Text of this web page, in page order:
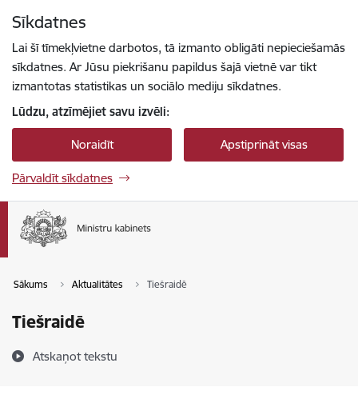
Sīkdatnes
Lai šī tīmekļvietne darbotos, tā izmanto obligāti nepieciešamās
sīkdatnes. Ar Jūsu piekrišanu papildus šajā vietnē var tikt
izmantotas statistikas un sociālo mediju sīkdatnes.
Lūdzu, atzīmējiet savu izvēli:
Noraidīt Apstiprināt visas
Pārvaldīt sīkdatnes
Sākums Aktualitātes Tiešraidē
Tiešraidē
Atskaņot tekstu